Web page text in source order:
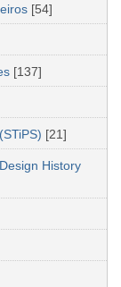
[54]
[137]
[21]
History